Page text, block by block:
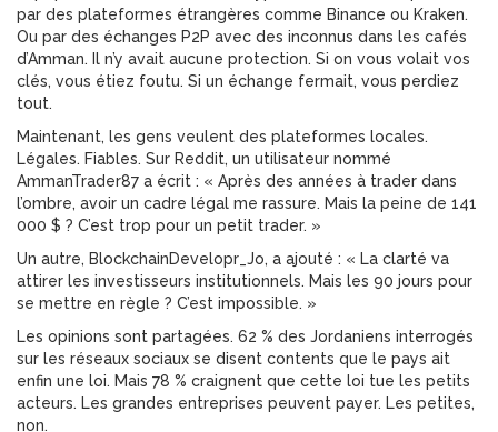
par des plateformes étrangères comme Binance ou Kraken.
Ou par des échanges P2P avec des inconnus dans les cafés
d’Amman. Il n’y avait aucune protection. Si on vous volait vos
clés, vous étiez foutu. Si un échange fermait, vous perdiez
tout.
Maintenant, les gens veulent des plateformes locales.
Légales. Fiables. Sur Reddit, un utilisateur nommé
AmmanTrader87 a écrit : « Après des années à trader dans
l’ombre, avoir un cadre légal me rassure. Mais la peine de 141
000 $ ? C’est trop pour un petit trader. »
Un autre, BlockchainDevelopr_Jo, a ajouté : « La clarté va
attirer les investisseurs institutionnels. Mais les 90 jours pour
se mettre en règle ? C’est impossible. »
Les opinions sont partagées. 62 % des Jordaniens interrogés
sur les réseaux sociaux se disent contents que le pays ait
enfin une loi. Mais 78 % craignent que cette loi tue les petits
acteurs. Les grandes entreprises peuvent payer. Les petites,
non.